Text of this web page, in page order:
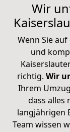
Wir
Wenn Sie
und
richtig. Wir
Ihrem
dass alles
langjährigen
Team wissen